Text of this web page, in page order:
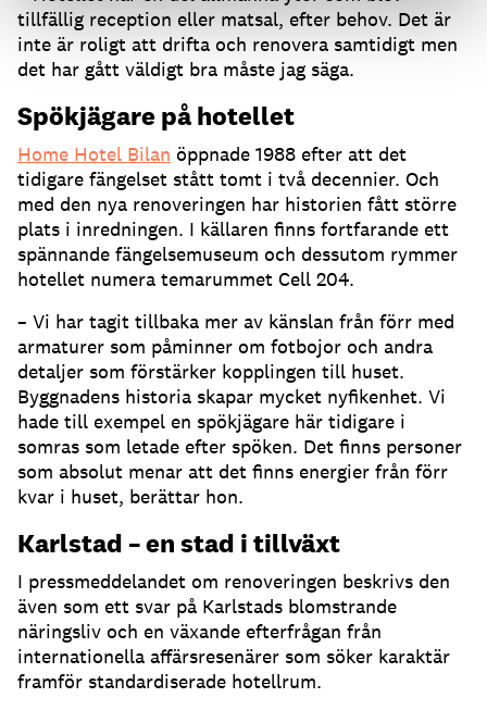
tillfällig reception eller matsal, efter behov. Det är
inte är roligt att drifta och renovera samtidigt men
det har gått väldigt bra måste jag säga.
Spökjägare på hotellet
Home Hotel Bilan öppnade 1988 efter att det
tidigare fängelset stått tomt i två decennier. Och
med den nya renoveringen har historien fått större
plats i inredningen. I källaren finns fortfarande ett
spännande fängelsemuseum och dessutom rymmer
hotellet numera temarummet Cell 204.
– Vi har tagit tillbaka mer av känslan från förr med
armaturer som påminner om fotbojor och andra
detaljer som förstärker kopplingen till huset.
Byggnadens historia skapar mycket nyfikenhet. Vi
hade till exempel en spökjägare här tidigare i
somras som letade efter spöken. Det finns personer
som absolut menar att det finns energier från förr
kvar i huset, berättar hon.
Karlstad – en stad i tillväxt
I pressmeddelandet om renoveringen beskrivs den
även som ett svar på Karlstads blomstrande
näringsliv och en växande efterfrågan från
internationella affärsresenärer som söker karaktär
framför standardiserade hotellrum.